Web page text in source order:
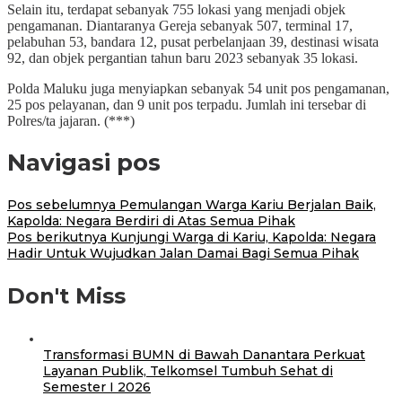
Selain itu, terdapat sebanyak 755 lokasi yang menjadi objek
pengamanan. Diantaranya Gereja sebanyak 507, terminal 17,
pelabuhan 53, bandara 12, pusat perbelanjaan 39, destinasi wisata
92, dan objek pergantian tahun baru 2023 sebanyak 35 lokasi.
Polda Maluku juga menyiapkan sebanyak 54 unit pos pengamanan,
25 pos pelayanan, dan 9 unit pos terpadu. Jumlah ini tersebar di
Polres/ta jajaran. (***)
Navigasi pos
Pos sebelumnya Pemulangan Warga Kariu Berjalan Baik,
Kapolda: Negara Berdiri di Atas Semua Pihak
Pos berikutnya Kunjungi Warga di Kariu, Kapolda: Negara
Hadir Untuk Wujudkan Jalan Damai Bagi Semua Pihak
Don't Miss
Transformasi BUMN di Bawah Danantara Perkuat
Layanan Publik, Telkomsel Tumbuh Sehat di
Semester I 2026